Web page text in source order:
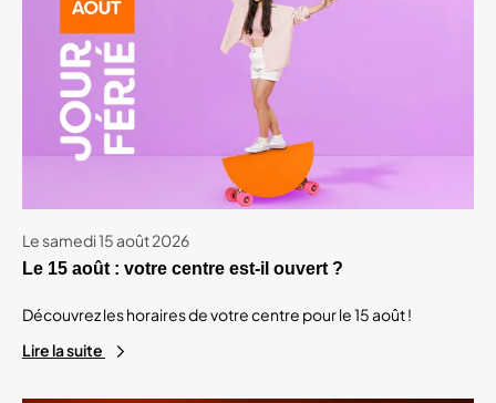
Le samedi 15 août 2026
Le 15 août : votre centre est-il ouvert ?
Découvrez les horaires de votre centre pour le 15 août !
Lire la suite